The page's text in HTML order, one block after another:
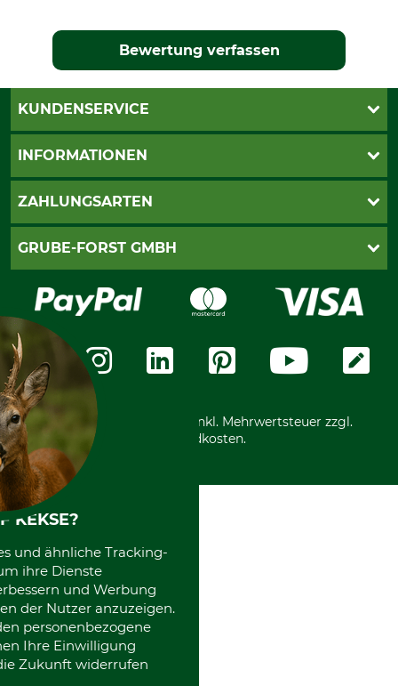
Bewertung verfassen
KUNDENSERVICE
Katalogbestellung
INFORMATIONEN
AGB
Widerrufsformular
Datenschutz
Zahlungsarten
ZAHLUNGSARTEN
PayPal
Rechnung
Vorkasse
GRUBE-FORST GMBH
Karriere
Über uns
Messetermine
Community
International
*Alle Preise in Euro und inkl. Mehrwertsteuer zzgl.
Versandkosten.
KEKSE?
und ähnliche Tracking-
ihre Dienste
und Werbung
der Nutzer anzuzeigen.
personenbezogene
Ihre Einwilligung
Zukunft widerrufen